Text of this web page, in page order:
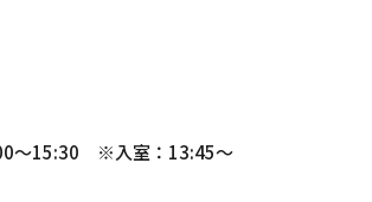
～15:30 ※入室：13:45～